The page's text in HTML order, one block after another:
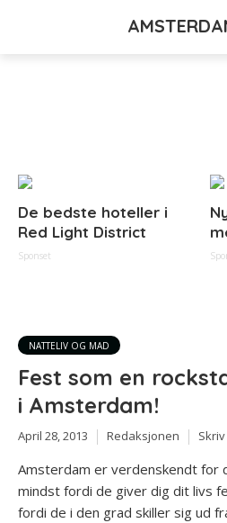
De bedste hoteller i
Red Light District
Sponset
NATTELIV OG MAD
Fest som en
i Amsterdam!
April 28, 2013 Redaksjonen
Amsterdam er verdenskendt for
mindst fordi de giver dig dit livs
fordi de i den grad skiller sig ud